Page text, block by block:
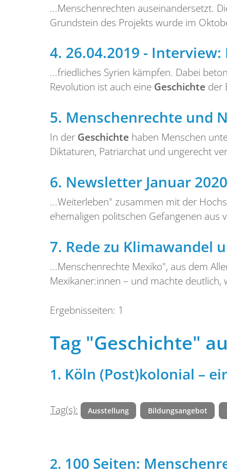
...Menschenrechten auseinandersetzt.
Grundstein des Projekts wurde im
4. 26.04.2019 -
...friedliches Syrien kämpfen. Dabei
Revolution ist auch eine Geschichte der
5. Menschenrechte und
In der Geschichte haben Menschen
Diktaturen, Patriarchat und ungerecht
6. Newsletter Januar 2020
...Weiterleben" zusammen mit der
ehemaligen politschen Gefangenen
7. Rede zu Klimawandel
...Menschenrechte Mexiko", aus dem
Mexikaner:innen – und machte
Ergebnisseiten: 1
Tag "Geschichte"
Köln (Post)kolonial –
Tag(s): Ausstellung Bildungsangebot
100 Seiten: